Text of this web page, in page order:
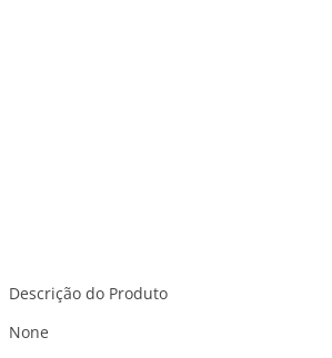
Descrição do Produto
None